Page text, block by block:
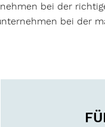
bei der
bei der